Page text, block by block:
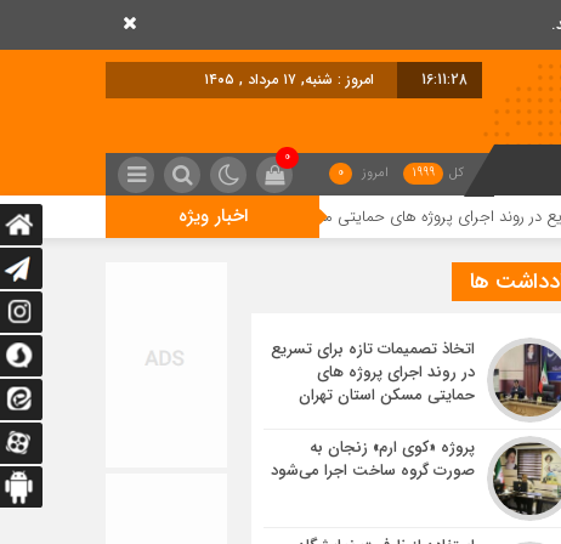
16:11:29 امروز : شنبه, ۱۷ مرداد , ۱۴۰۵
کل 1999 امروز 0
0
اخبار ویژه پروژه های حمایتی مسکن استان تهران پروژه «کوی ارم» زنجان به صورت
ها
اتخاذ تصمیمات تازه برای تسریع
در روند اجرای پروژه های
حمایتی مسکن استان تهران
پروژه «کوی ارم» زنجان به
صورت گروه ساخت اجرا می‌شود